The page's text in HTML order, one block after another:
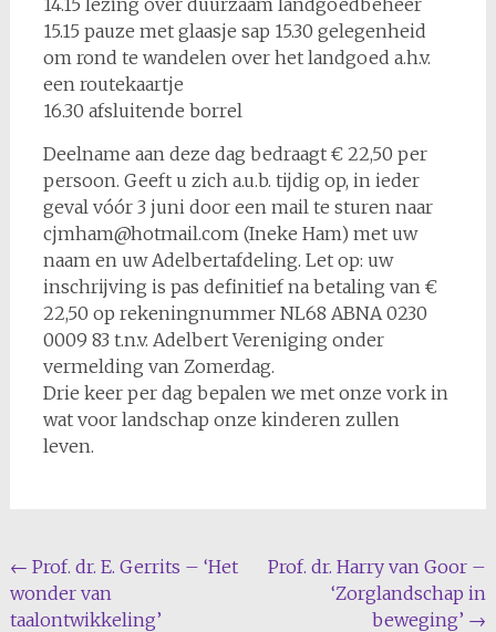
14.15 lezing over duurzaam landgoedbeheer
15.15 pauze met glaasje sap 15.30 gelegenheid
om rond te wandelen over het landgoed a.h.v.
een routekaartje
16.30 afsluitende borrel
Deelname aan deze dag bedraagt € 22,50 per
persoon. Geeft u zich a.u.b. tijdig op, in ieder
geval vóór 3 juni door een mail te sturen naar
cjmham@hotmail.com (Ineke Ham) met uw
naam en uw Adelbertafdeling. Let op: uw
inschrijving is pas definitief na betaling van €
22,50 op rekeningnummer NL68 ABNA 0230
0009 83 t.n.v. Adelbert Vereniging onder
vermelding van Zomerdag.
Drie keer per dag bepalen we met onze vork in
wat voor landschap onze kinderen zullen
leven.
Bericht
navigatie
← Prof. dr. E. Gerrits – ‘Het
wonder van
taalontwikkeling’
Prof. dr. Harry van Goor –
‘Zorglandschap in
beweging’ →